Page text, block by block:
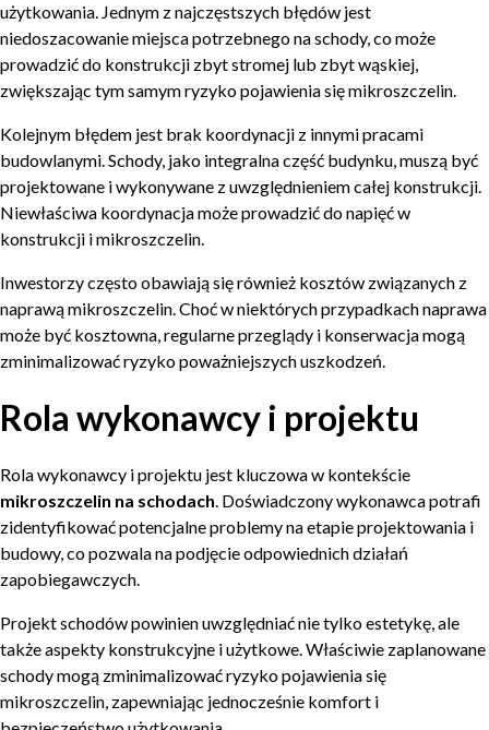
użytkowania. Jednym z najczęstszych błędów jest
niedoszacowanie miejsca potrzebnego na schody, co może
prowadzić do konstrukcji zbyt stromej lub zbyt wąskiej,
zwiększając tym samym ryzyko pojawienia się mikroszczelin.
Kolejnym błędem jest brak koordynacji z innymi pracami
budowlanymi. Schody, jako integralna część budynku, muszą być
projektowane i wykonywane z uwzględnieniem całej konstrukcji.
Niewłaściwa koordynacja może prowadzić do napięć w
konstrukcji i mikroszczelin.
Inwestorzy często obawiają się również kosztów związanych z
naprawą mikroszczelin. Choć w niektórych przypadkach naprawa
może być kosztowna, regularne przeglądy i konserwacja mogą
zminimalizować ryzyko poważniejszych uszkodzeń.
Rola wykonawcy i projektu
Rola wykonawcy i projektu jest kluczowa w kontekście
mikroszczelin na schodach. Doświadczony wykonawca potrafi
zidentyfikować potencjalne problemy na etapie projektowania i
budowy, co pozwala na podjęcie odpowiednich działań
zapobiegawczych.
Projekt schodów powinien uwzględniać nie tylko estetykę, ale
także aspekty konstrukcyjne i użytkowe. Właściwie zaplanowane
schody mogą zminimalizować ryzyko pojawienia się
mikroszczelin, zapewniając jednocześnie komfort i